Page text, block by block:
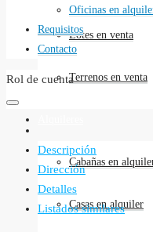
Lotes en venta
Terrenos en venta
Cabañas en
Casas en alquiler
Oficinas en
Requisitos
Contacto
Rol de cuenta
Descripción
Dirección
Detalles
Listados similares